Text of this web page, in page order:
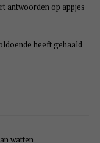
antwoorden op appjes
heeft gehaald
watten